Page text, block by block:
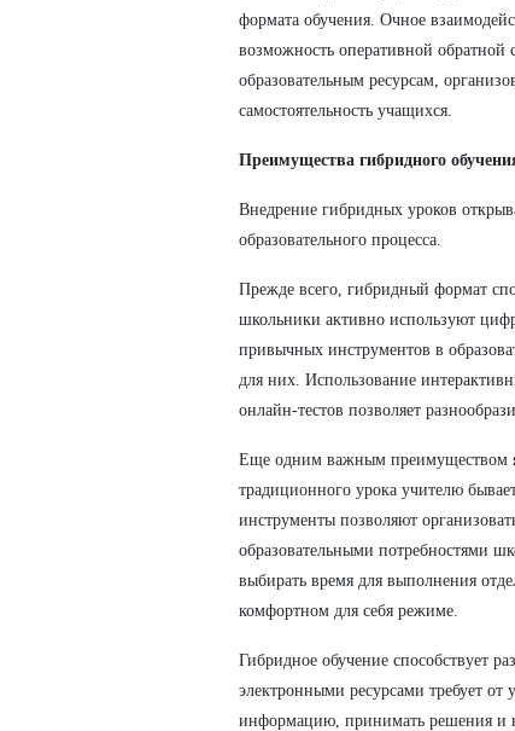
формата обучения. Очное
возможность оперативной
образовательным ресурсам,
самостоятельность учащихся.
Преимущества гибридного
Внедрение гибридных уроков
образовательного процесса.
Прежде всего, гибридный формат
школьники активно используют
привычных инструментов в
для них. Использование
онлайн-тестов позволяет
Еще одним важным преимуществом
традиционного урока учителю
инструменты позволяют
образовательными потребностями
выбирать время для выполнения
комфортном для себя режиме.
Гибридное обучение способствует
электронными ресурсами требует от
информацию, принимать решения и